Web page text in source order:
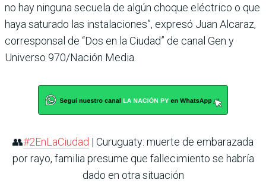
no hay ninguna secuela de algún choque eléctrico o que
haya saturado las instalaciones”, expresó Juan Alcaraz,
corresponsal de “Dos en la Ciudad” de canal Gen y
Universo 970/Nación Media.
👥#2EnLaCiudad | Curuguaty: muerte de embarazada
por rayo, familia presume que fallecimiento se habría
dado en otra situación